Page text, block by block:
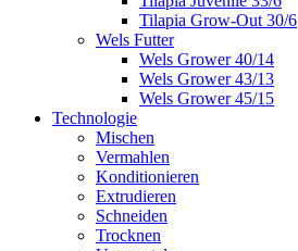
Tilapia Grow-Out 30/6
Wels Futter
Wels Grower 40/14
Wels Grower 43/13
Wels Grower 45/15
Technologie
Mischen
Vermahlen
Konditionieren
Extrudieren
Schneiden
Trocknen